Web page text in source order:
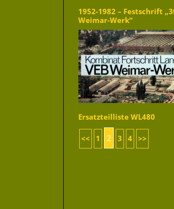
1952-1982 – Festschrift
Weimar-Werk“
Ersatzteilliste WL480
<< 1 2 3 4 >>